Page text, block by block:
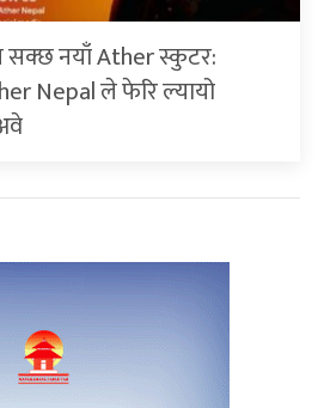
सक्छ नयाँ Ather स्कुटर:
Nepal ले फेरि ल्यायो